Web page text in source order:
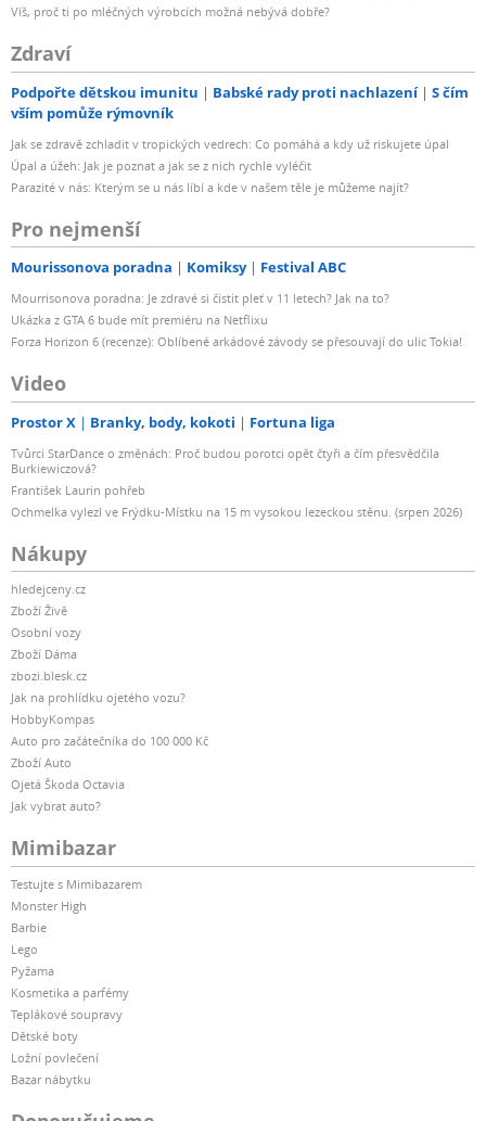
Víš, proč ti po mléčných výrobcích možná nebývá dobře?
Zdraví
Podpořte dětskou imunitu Babské rady proti nachlazení
S čím
vším pomůže rýmovník
Jak se zdravě zchladit v tropických vedrech: Co pomáhá a kdy už riskujete úpal
Úpal a úžeh: Jak je poznat a jak se z nich rychle vyléčit
Parazité v nás: Kterým se u nás líbí a kde v našem těle je můžeme najít?
Pro nejmenší
Mourissonova poradna Komiksy Festival ABC
Mourrisonova poradna: Je zdravé si čistit pleť v 11 letech? Jak na to?
Ukázka z GTA 6 bude mít premiéru na Netflixu
Forza Horizon 6 (recenze): Oblíbené arkádové závody se přesouvají do ulic Tokia!
Video
Prostor X Branky, body, kokoti Fortuna liga
Tvůrci StarDance o změnách: Proč budou porotci opět čtyři a čím přesvědčila
Burkiewiczová?
František Laurin pohřeb
Ochmelka vylezl ve Frýdku-Místku na 15 m vysokou lezeckou stěnu. (srpen 2026)
Nákupy
hledejceny.cz
Zboží Živě
Osobní vozy
Zboží Dáma
zbozi.blesk.cz
Jak na prohlídku ojetého vozu?
HobbyKompas
Auto pro začátečníka do 100 000 Kč
Zboží Auto
Ojetá Škoda Octavia
Jak vybrat auto?
Mimibazar
Testujte s Mimibazarem
Monster High
Barbie
Lego
Pyžama
Kosmetika a parfémy
Teplákové soupravy
Dětské boty
Ložní povlečení
Bazar nábytku